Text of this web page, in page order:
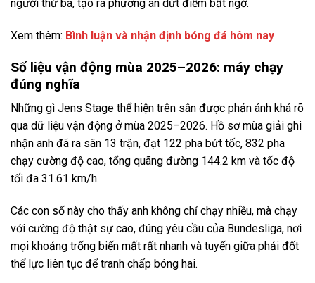
người thứ ba, tạo ra phương án dứt điểm bất ngờ.
Xem thêm: Bình luận và nhận định bóng đá hôm nay
Số liệu vận động mùa 2025–2026: máy chạy
đúng nghĩa
Những gì Jens Stage thể hiện trên sân được phản ánh khá rõ
qua dữ liệu vận động ở mùa 2025–2026. Hồ sơ mùa giải ghi
nhận anh đã ra sân 13 trận, đạt 122 pha bứt tốc, 832 pha
chạy cường độ cao, tổng quãng đường 144.2 km và tốc độ
tối đa 31.61 km/h.
Các con số này cho thấy anh không chỉ chạy nhiều, mà chạy
với cường độ thật sự cao, đúng yêu cầu của Bundesliga, nơi
mọi khoảng trống biến mất rất nhanh và tuyến giữa phải đốt
thể lực liên tục để tranh chấp bóng hai.